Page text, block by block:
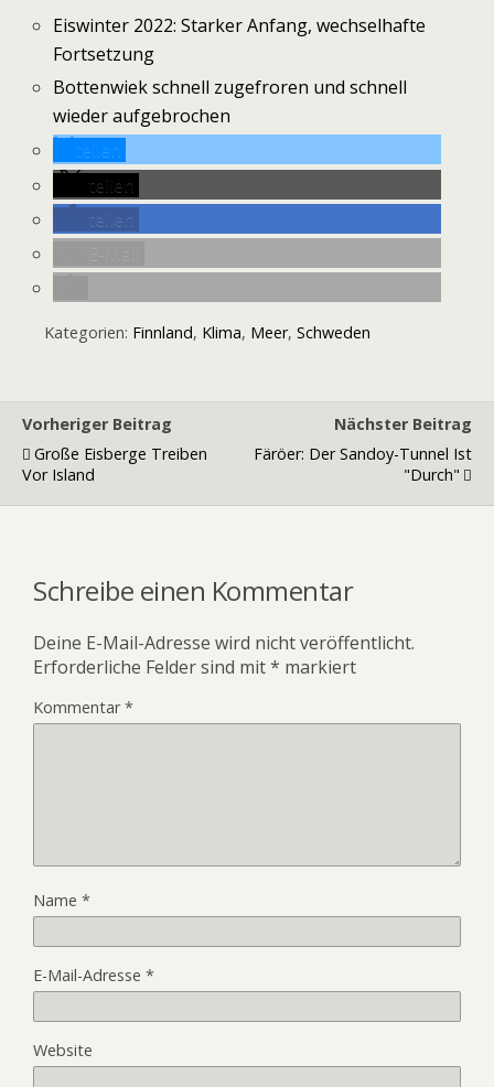
Eiswinter 2022: Starker Anfang, wechselhafte
Fortsetzung
Bottenwiek schnell zugefroren und schnell
wieder aufgebrochen
teilen
teilen
teilen
Kategorien: Finnland, Klima, Meer, Schweden
Vorheriger Beitrag
Große Eisberge Treiben
Vor Island
Nächster Beitrag
Färöer: Der Sandoy-Tunnel Ist
"durch"
Schreibe einen Kommentar
Deine E-Mail-Adresse wird nicht veröffentlicht.
Erforderliche Felder sind mit* markiert
Kommentar*
Name *
E-Mail-Adresse *
Website